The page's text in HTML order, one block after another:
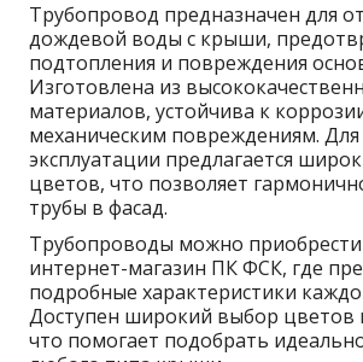
Трубопровод предназначен для
дождевой воды с крыши,
подтопления и повреждения
Изготовлена из
материалов, устойчива к
механическим повреждениям. Для
эксплуатации предлагается
цветов, что позволяет
трубы в фасад.
Трубопроводы можно приобрести
интернет-магазин ПК ФСК, где
подробные характеристики
Доступен широкий выбор цветов
что помогает подобрать